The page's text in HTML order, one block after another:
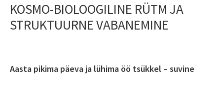
KOSMO-BIOLOOGILINE RÜTM JA
STRUKTUURNE VABANEMINE
Aasta pikima päeva ja lühima öö tsükkel – suvine